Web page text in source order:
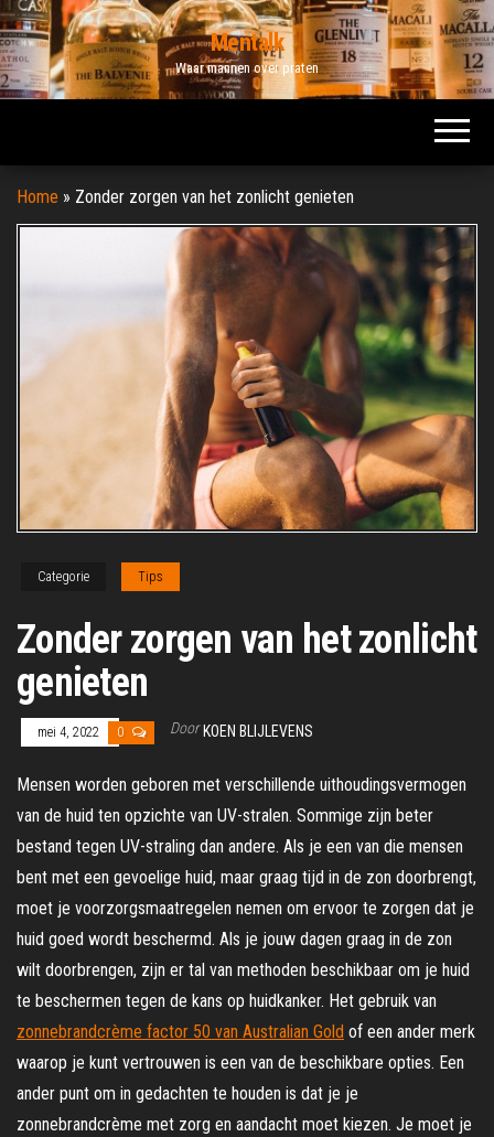
Ga
naar
de
inhoud
Mentalk
Waar mannen over praten
Home » Zonder zorgen van het zonlicht genieten
Categorie Tips
Zonder zorgen van het zonlicht
genieten
mei 4, 2022 0 Door KOEN BLIJLEVENS
Mensen worden geboren met verschillende uithoudingsvermogen
van de huid ten opzichte van UV-stralen. Sommige zijn beter
bestand tegen UV-straling dan andere. Als je een van die mensen
bent met een gevoelige huid, maar graag tijd in de zon doorbrengt,
moet je voorzorgsmaatregelen nemen om ervoor te zorgen dat je
huid goed wordt beschermd. Als je jouw dagen graag in de zon
wilt doorbrengen, zijn er tal van methoden beschikbaar om je huid
te beschermen tegen de kans op huidkanker. Het gebruik van
zonnebrandcrème factor 50 van Australian Gold of een ander merk
waarop je kunt vertrouwen is een van de beschikbare opties. Een
ander punt om in gedachten te houden is dat je je
zonnebrandcrème met zorg en aandacht moet kiezen. Je moet je